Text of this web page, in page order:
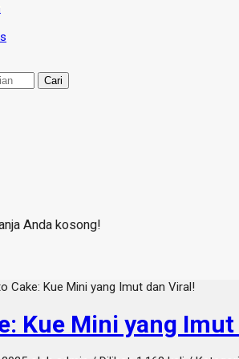
Cari
Anda kosong!
Cake: Kue Mini yang Imut dan Viral!
Kue Mini yang